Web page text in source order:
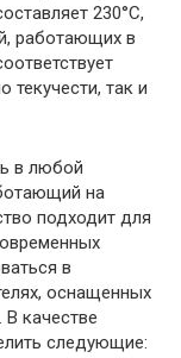
230°C,
работающих в
текучести, так и
в любой
на
подходит для
в
оснащенных
В качестве
следующие: